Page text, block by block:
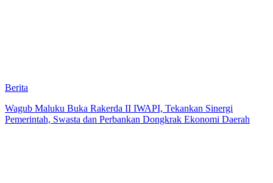
Berita
Wagub Maluku Buka Rakerda II IWAPI, Tekankan Sinergi
Pemerintah, Swasta dan Perbankan Dongkrak Ekonomi Daerah